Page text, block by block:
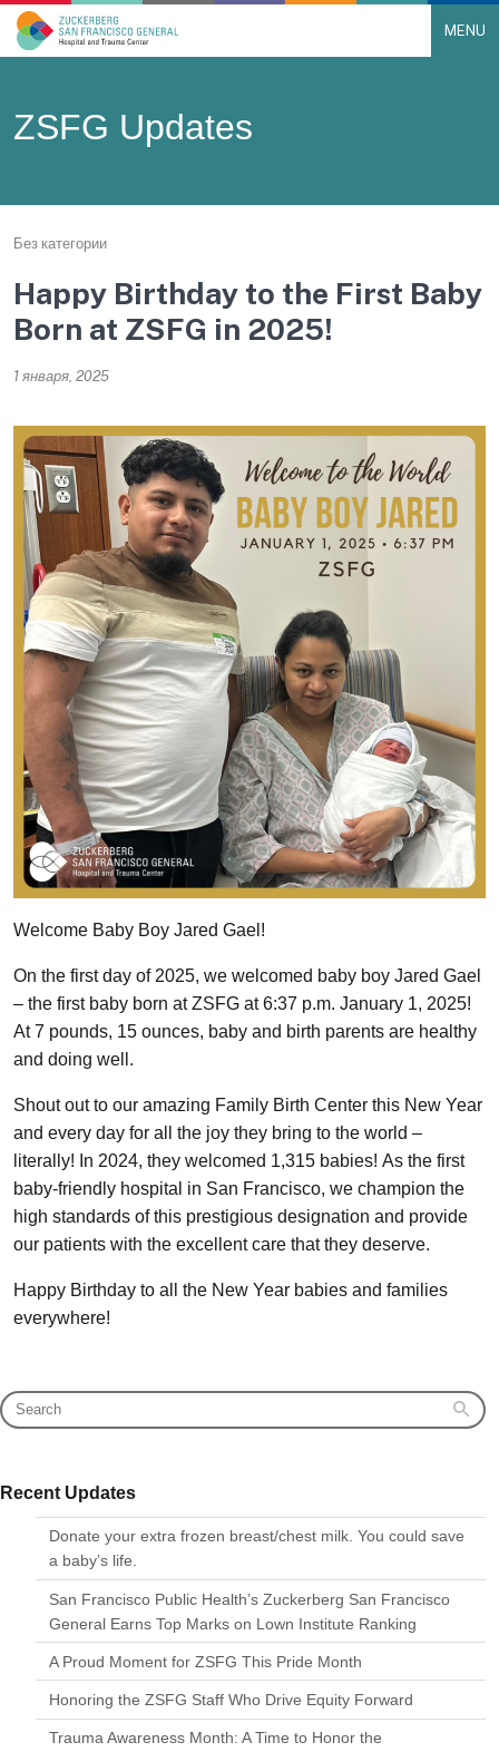
Main Navigation MENU
ZSFG Updates
Без категории
Happy Birthday to the First Baby
Born at ZSFG in 2025!
1 января, 2025
Welcome Baby Boy Jared Gael!
On the first day of 2025, we welcomed baby boy Jared Gael
– the first baby born at ZSFG at 6:37 p.m. January 1, 2025!
At 7 pounds, 15 ounces, baby and birth parents are healthy
and doing well.
Shout out to our amazing Family Birth Center this New Year
and every day for all the joy they bring to the world –
literally! In 2024, they welcomed 1,315 babies! As the first
baby-friendly hospital in San Francisco, we champion the
high standards of this prestigious designation and provide
our patients with the excellent care that they deserve.
Happy Birthday to all the New Year babies and families
everywhere!
Recent Updates
Donate your extra frozen breast/chest milk. You could save
a baby’s life.
San Francisco Public Health’s Zuckerberg San Francisco
General Earns Top Marks on Lown Institute Ranking
A Proud Moment for ZSFG This Pride Month
Honoring the ZSFG Staff Who Drive Equity Forward
Trauma Awareness Month: A Time to Honor the